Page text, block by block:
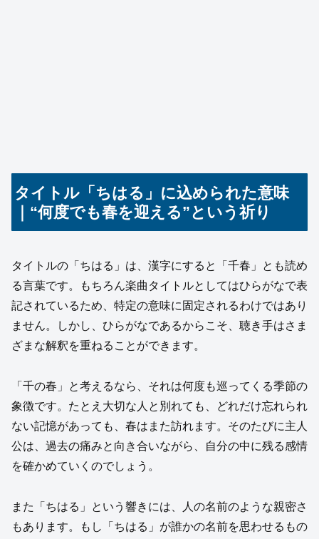
タイトル「ちはる」に込められた意味
｜“何度でも春を迎える”という祈り
タイトルの「ちはる」は、漢字にすると「千春」とも読め
る言葉です。もちろん楽曲タイトルとしてはひらがなで表
記されているため、特定の意味に固定されるわけではあり
ません。しかし、ひらがなであるからこそ、聴き手はさま
ざまな解釈を重ねることができます。
「千の春」と考えるなら、それは何度も巡ってくる季節の
象徴です。たとえ大切な人と別れても、どれだけ忘れられ
ない記憶があっても、春はまた訪れます。そのたびに主人
公は、過去の痛みと向き合いながら、自分の中に残る感情
を確かめていくのでしょう。
また「ちはる」という響きには、人の名前のような親密さ
もあります。もし「ちはる」が誰かの名前を思わせるもの